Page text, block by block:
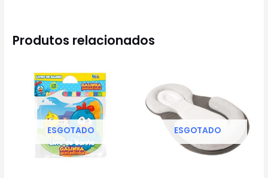
Produtos relacionados
ESGOTADO ESGOTADO